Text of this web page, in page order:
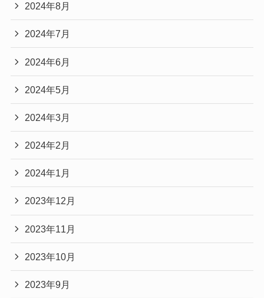
2024年8月
2024年7月
2024年6月
2024年5月
2024年3月
2024年2月
2024年1月
2023年12月
2023年11月
2023年10月
2023年9月